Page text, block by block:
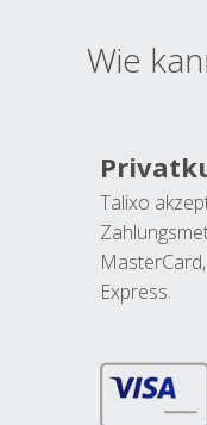
Wie
Talixo
Express.